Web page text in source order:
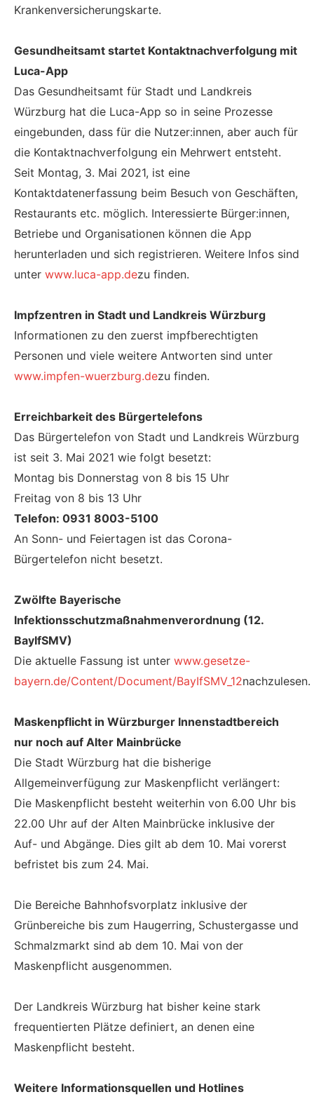
Krankenversicherungskarte.
Gesundheitsamt startet Kontaktnachverfolgung mit
Luca-App
Das Gesundheitsamt für Stadt und Landkreis
Würzburg hat die Luca-App so in seine Prozesse
eingebunden, dass für die Nutzer:innen, aber auch für
die Kontaktnachverfolgung ein Mehrwert entsteht.
Seit Montag, 3. Mai 2021, ist eine
Kontaktdatenerfassung beim Besuch von Geschäften,
Restaurants etc. möglich. Interessierte Bürger:innen,
Betriebe und Organisationen können die App
herunterladen und sich registrieren. Weitere Infos sind
unter www.luca-app.dezu finden.
Impfzentren in Stadt und Landkreis Würzburg
Informationen zu den zuerst impfberechtigten
Personen und viele weitere Antworten sind unter
www.impfen-wuerzburg.dezu finden.
Erreichbarkeit des Bürgertelefons
Das Bürgertelefon von Stadt und Landkreis Würzburg
ist seit 3. Mai 2021 wie folgt besetzt:
Montag bis Donnerstag von 8 bis 15 Uhr
Freitag von 8 bis 13 Uhr
Telefon: 0931 8003-5100
An Sonn- und Feiertagen ist das Corona-
Bürgertelefon nicht besetzt.
Zwölfte Bayerische
Infektionsschutzmaßnahmenverordnung (12.
BayIfSMV)
Die aktuelle Fassung ist unter www.gesetze-
bayern.de/Content/Document/BayIfSMV_12nachzulesen.
Maskenpflicht in Würzburger Innenstadtbereich
nur noch auf Alter Mainbrücke
Die Stadt Würzburg hat die bisherige
Allgemeinverfügung zur Maskenpflicht verlängert:
Die Maskenpflicht besteht weiterhin von 6.00 Uhr bis
22.00 Uhr auf der Alten Mainbrücke inklusive der
Auf- und Abgänge. Dies gilt ab dem 10. Mai vorerst
befristet bis zum 24. Mai.
Die Bereiche Bahnhofsvorplatz inklusive der
Grünbereiche bis zum Haugerring, Schustergasse und
Schmalzmarkt sind ab dem 10. Mai von der
Maskenpflicht ausgenommen.
Der Landkreis Würzburg hat bisher keine stark
frequentierten Plätze definiert, an denen eine
Maskenpflicht besteht.
Weitere Informationsquellen und Hotlines